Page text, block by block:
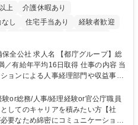
上
介護休暇あり
し 住宅手当あり
経験者歓迎
食事補助あり
グループ】総
平均16日取得 仕事の内容 当
ョンによる人事経理部門や収益事業
での業務をお任せいたします。研修
記業務詳細 【業務詳細】■
社の運営に係る管理業務 ■収益部
宿駅西口広場の「イベントコーナ
or総務/人事/経理経験or官公庁職員
してのキャリアを積みたい方【社
要なため綿密にコミュニケーション